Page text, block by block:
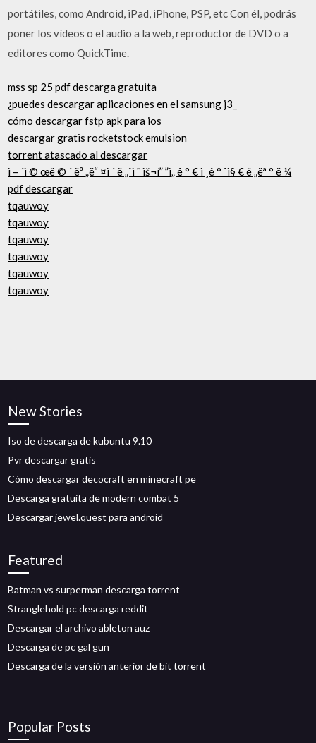
portátiles, como Android, iPad, iPhone, PSP, etc Con él, podrás
poner los vídeos o el audio a la web, reproductor de DVD o a
editores como QuickTime.
mss sp 25 pdf descarga gratuita
¿puedes descargar aplicaciones en el samsung j3_
cómo descargar fstp apk para ios
descargar gratis rocketstock emulsion
torrent atascado al descargar
ì – ´ì © œë © ´ ë³ „ë“ ¤ì ´ ë „ˆì ˜ ìš¬í” ”ì„ ê ° € ì ¸ê ° ˆì§ € ë „ëª ° ë ¼
pdf descargar
tqauwoy
tqauwoy
tqauwoy
tqauwoy
tqauwoy
tqauwoy
New Stories
Iso de descarga de kubuntu 9.10
Pvr descargar gratis
Cómo descargar decocraft en minecraft pe
Descarga gratuita de modern combat 5
Descargar jewel.quest para android
Featured
Batman vs surperman descarga torrent
Stranglehold pc descarga reddit
Descargar el archivo ableton auz
Descarga de pc gal gun
Descarga de la versión anterior de bit torrent
Popular Posts